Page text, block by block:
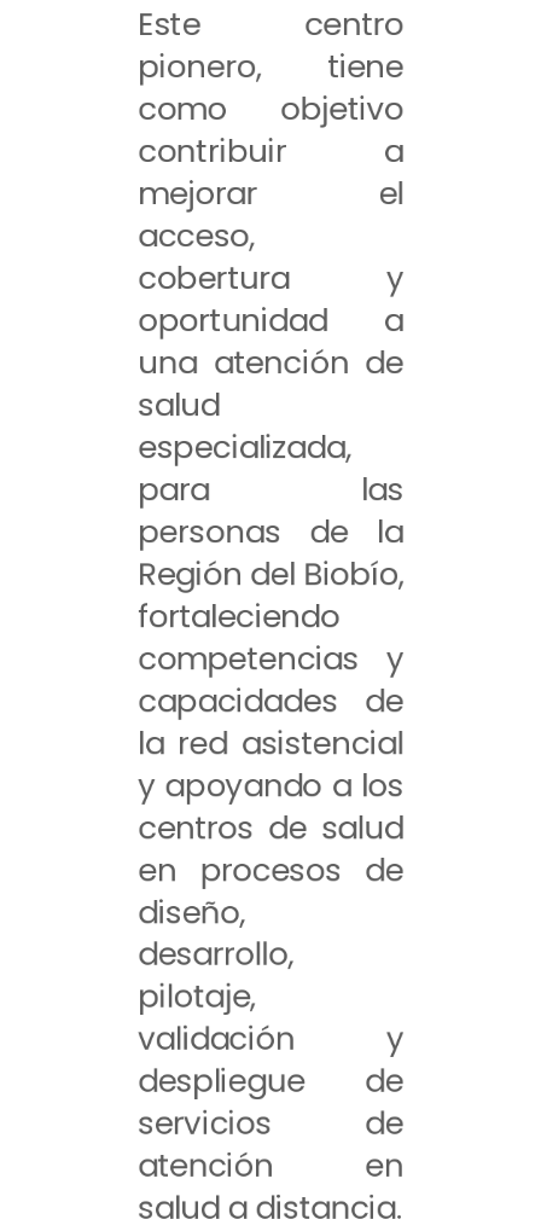
Este centro
pionero, tiene
como objetivo
contribuir a
mejorar el
acceso,
cobertura y
oportunidad a
una atención de
salud
especializada,
para las
personas de la
Región del Biobío,
fortaleciendo
competencias y
capacidades de
la red asistencial
y apoyando a los
centros de salud
en procesos de
diseño,
desarrollo,
pilotaje,
validación y
despliegue de
servicios de
atención en
salud a distancia.